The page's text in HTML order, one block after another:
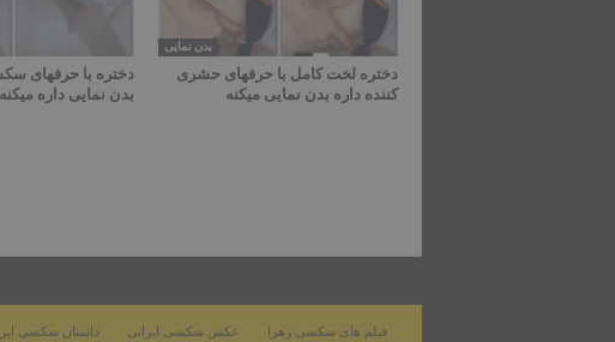
دختره با حرفهای
بدن نمایی داره میکنه
بدن نمایی
دختره لخت کامل با حرفهای حشری
کننده داره بدن نمایی میکنه
داستان سکسی عکس سکسی ایرانی فیلم های سکسی زهرا